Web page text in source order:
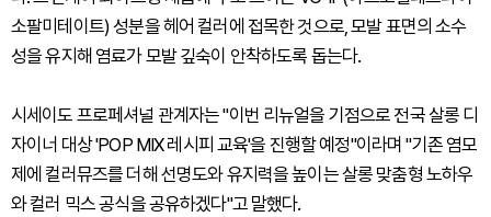
소팔미테이트) 성분을 헤어 컬러에 접목한 것으로, 모발 표면의 소수
성을 유지해 염료가 모발 깊숙이 안착하도록 돕는다.
시세이도 프로페셔널 관계자는 "이번 리뉴얼을 기점으로 전국 살롱 디
자이너 대상 'POP MIX 레시피 교육'을 진행할 예정"이라며 "기존 염모
제에 컬러뮤즈를 더해 선명도와 유지력을 높이는 살롱 맞춤형 노하우
와 컬러 믹스 공식을 공유하겠다"고 말했다.